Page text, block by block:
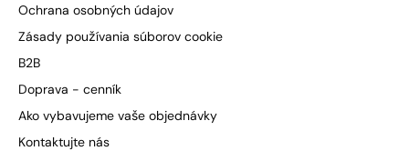
Ochrana osobných údajov
Zásady používania súborov cookie
B2B
Doprava - cenník
Ako vybavujeme vaše objednávky
Kontaktujte nás